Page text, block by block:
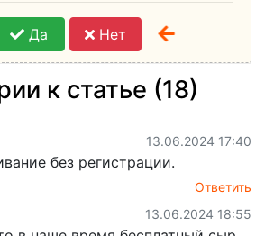
Да Нет
к статье (18)
13.06.2024 17:40
без регистрации.
Ответить
13.06.2024 18:55